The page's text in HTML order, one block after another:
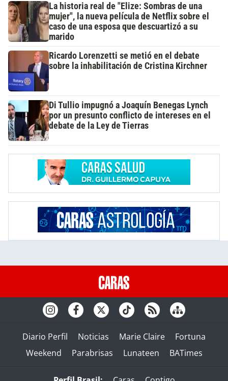
La historia real de "Elize: Sombras de una
mujer", la nueva película de Netflix sobre el
caso de una esposa que descuartizó a su
marido
Ricardo Lorenzetti se metió en el debate
sobre la inhabilitación de Cristina Kirchner
Di Tullio impugnó a Joaquín Benegas Lynch
por un presunto conflicto de intereses en el
debate de la Ley de Tierras
Diario Perfil Noticias Marie Claire
Fortuna
Weekend
Parabrisas Lunateen BATimes